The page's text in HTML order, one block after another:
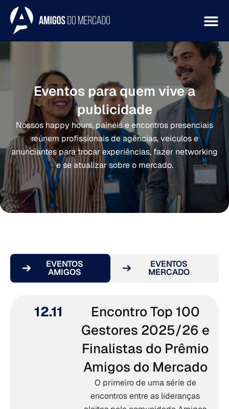
Eventos para quem vive a
publicidade
Nossos happy hours, painéis e encontros presenciais
reúnem profissionais de agências, veículos e
anunciantes para trocar experiências, fazer networking
e se atualizar sobre o mercado.
EVENTOS
AMIGOS
EVENTOS
MERCADO
12.11
Encontro Top 100
Gestores 2025/26 e
Finalistas do Prêmio
Amigos do Mercado
O primeiro de uma série de
encontros entre as lideranças